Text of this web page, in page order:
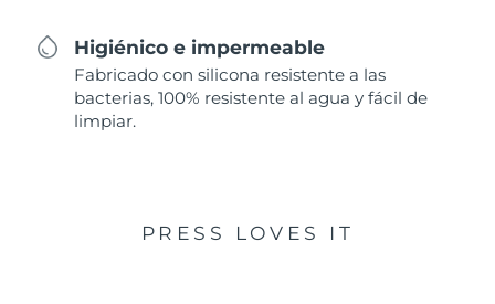
Higiénico e impermeable
Fabricado con silicona resistente a las
bacterias, 100% resistente al agua y fácil de
limpiar.
PRESS LOVES IT